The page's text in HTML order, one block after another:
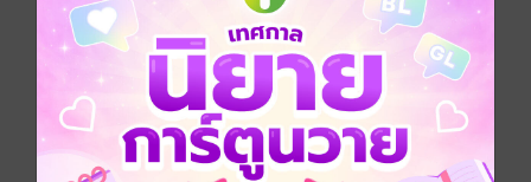
เล่มนี้จะเป็นไดอารี่ของเด็กๆที่แยกออกมาจาก เรื่อง
หลัก“Dangerous Rose กุหลาบซ่อนหนาม” เนื้อเรื่องจะ
เป็นตอนน่ารักๆของเหล่าลูกหมูที่แอบเอาใจช่วยคุณพ่อกับ
คุณปะป๊าอยู่เบื้องหลังโดยที่ทุกอย่างเป็นความลับที่ทั้งคู่แอบ
เก็บเอาไว้ไม่ให้ใครรู้ เหล่าลูกหมูสองตัวจะน่ารักขนาด
ไหน และขี้อ้อนขนาดไหน ต้องติดตามค่า…